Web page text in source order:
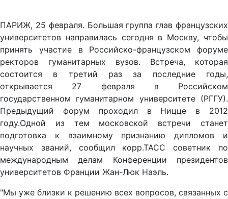
ПАРИЖ, 25 февраля. Большая группа глав французских
университетов направилась сегодня в Москву, чтобы
принять участие в Российско-французском форуме
ректоров гуманитарных вузов. Встреча, которая
состоится в третий раз за последние годы,
открывается 27 февраля в Российском
государственном гуманитарном университете (РГГУ).
Предыдущий форум проходил в Ницце в 2012
году.Одной из тем московской встречи станет
подготовка к взаимному признанию дипломов и
научных званий, сообщил корр.ТАСС советник по
международным делам Конференции президентов
университетов Франции Жан-Люк Наэль.
"Мы уже близки к решению всех вопросов, связанных с